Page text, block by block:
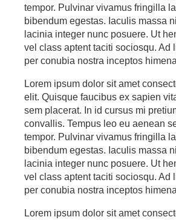
tempor. Pulvinar vivamus fringilla
bibendum egestas. Iaculis massa
lacinia integer nunc posuere. Ut
vel class aptent taciti sociosqu. Ad
per conubia nostra inceptos
Lorem ipsum dolor sit amet
elit. Quisque faucibus ex sapien
sem placerat. In id cursus mi
convallis. Tempus leo eu aenean
tempor. Pulvinar vivamus fringilla
bibendum egestas. Iaculis massa
lacinia integer nunc posuere. Ut
vel class aptent taciti sociosqu. Ad
per conubia nostra inceptos
Lorem ipsum dolor sit amet